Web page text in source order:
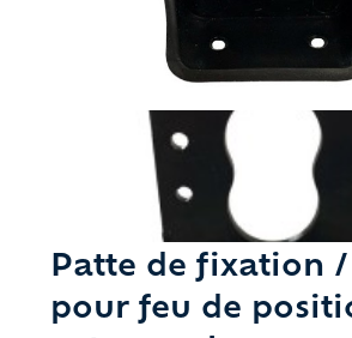
Patte de fixation
pour feu de